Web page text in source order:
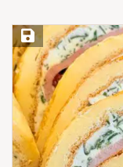
Save Recipe